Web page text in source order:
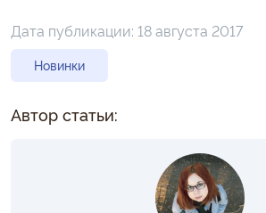
Дата публикации: 18 августа 2017
Новинки
Автор статьи: